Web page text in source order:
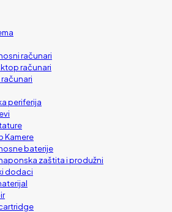
računari
računari
računari
periferija
Kamere
baterije
zaštita i produžni
dodaci